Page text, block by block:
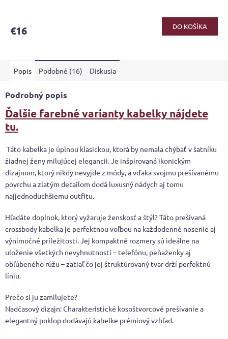
€16 DO KOŠÍKA
Popis Podobné (16) Diskusia
Podrobný popis
Ďalšie farebné varianty kabelky nájdete
tu.
Táto kabelka je úplnou klasickou, ktorá by nemala chýbať v šatníku
žiadnej ženy milujúcej elegancii. Je inšpirovaná ikonickým
dizajnom, ktorý nikdy nevyjde z módy, a vďaka svojmu prešívanému
povrchu a zlatým detailom dodá luxusný nádych aj tomu
najjednoduchšiemu outfitu.
Hľadáte doplnok, ktorý vyžaruje ženskosť a štýl? Táto prešívaná
crossbody kabelka je perfektnou voľbou na každodenné nosenie aj
výnimočné príležitosti. Jej kompaktné rozmery sú ideálne na
uloženie všetkých nevyhnutností – telefónu, peňaženky aj
obľúbeného rúžu – zatiaľ čo jej štruktúrovaný tvar drží perfektnú
líniu.
Prečo si ju zamilujete?
Nadčasový dizajn: Charakteristické kosoštvorcové prešívanie a
elegantný poklop dodávajú kabelke prémiový vzhľad.